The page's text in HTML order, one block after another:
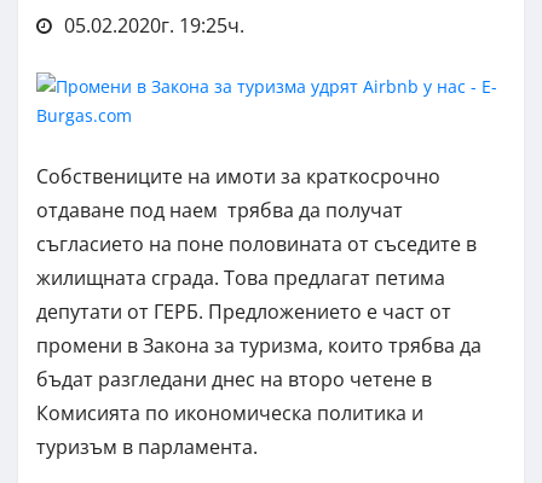
05.02.2020г. 19:25ч.
Собствениците на имоти за краткосрочно
отдаване под наем трябва да получат
съгласието на поне половината от съседите в
жилищната сграда. Това предлагат петима
депутати от ГЕРБ. Предложението е част от
промени в Закона за туризма, които трябва да
бъдат разгледани днес на второ четене в
Комисията по икономическа политика и
туризъм в парламента.